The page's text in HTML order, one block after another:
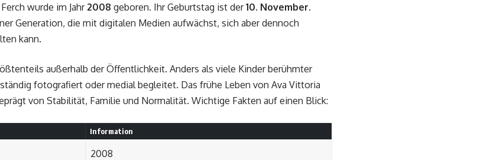
wurde im Jahr 2008 geboren. Ihr Geburtstag ist der10. November.
Generation, die mit digitalen Medien aufwächst, sich aber dennoch
kann.
außerhalb der Öffentlichkeit. Anders als viele Kinder berühmter
fotografiert oder medial begleitet. Das frühe Leben von Ava Vittoria
von Stabilität, Familie und Normalität. Wichtige Fakten auf einen Blick:
Information
2008